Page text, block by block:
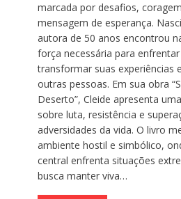
marcada por desafios,
mensagem de esperança.
autora de 50 anos encontrou
força necessária para
transformar suas experiências
outras pessoas. Em sua obra
Deserto”, Cleide apresenta
sobre luta, resistência e
adversidades da vida. O livro
ambiente hostil e simbólico,
central enfrenta situações
busca manter viva…